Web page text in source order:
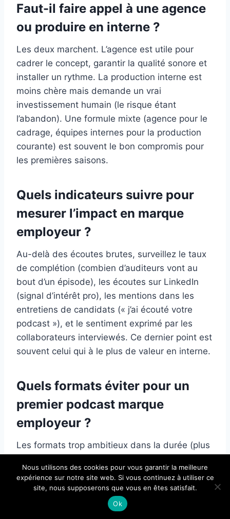
Faut-il faire appel à une agence
ou produire en interne ?
Les deux marchent. L’agence est utile pour
cadrer le concept, garantir la qualité sonore et
installer un rythme. La production interne est
moins chère mais demande un vrai
investissement humain (le risque étant
l’abandon). Une formule mixte (agence pour le
cadrage, équipes internes pour la production
courante) est souvent le bon compromis pour
les premières saisons.
Quels indicateurs suivre pour
mesurer l’impact en marque
employeur ?
Au-delà des écoutes brutes, surveillez le taux
de complétion (combien d’auditeurs vont au
bout d’un épisode), les écoutes sur LinkedIn
(signal d’intérêt pro), les mentions dans les
entretiens de candidats (« j’ai écouté votre
podcast »), et le sentiment exprimé par les
collaborateurs interviewés. Ce dernier point est
souvent celui qui à le plus de valeur en interne.
Quels formats éviter pour un
premier podcast marque
employeur ?
Les formats trop ambitieux dans la durée (plus
(musique permanente, montage haché) qui
demandent une logistique lourde. À éviter
aussi : les podcasts dirigeants où seul le CEO
parle pendant 40 minutes. La force du podcast
Nous utilisons des cookies pour vous garantir la meilleure
expérience sur notre site web. Si vous continuez à utiliser ce
site, nous supposerons que vous en êtes satisfait.
Ok